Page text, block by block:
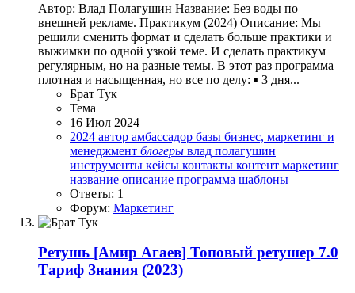
Автор: Влад Полагушин Название: Без воды по
внешней рекламе. Практикум (2024) Описание: Мы
решили сменить формат и сделать больше практики и
выжимки по одной узкой теме. И сделать практикум
регулярным, но на разные темы. В этот раз программа
плотная и насыщенная, но все по делу: ▪️ 3 дня...
Брат Тук
Тема
16 Июл 2024
2024 автор амбассадор базы бизнес, маркетинг и
менеджмент блогеры влад полагушин
инструменты кейсы контакты контент маркетинг
название описание программа шаблоны
Ответы: 1
Форум: Маркетинг
Ретушь [Амир Агаев] Топовый ретушер 7.0
Тариф Знания (2023)